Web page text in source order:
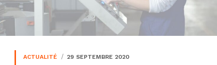
ACTUALITÉ 29 SEPTEMBRE 2020